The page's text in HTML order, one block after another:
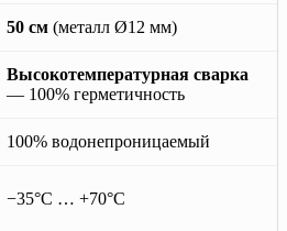
50 см (металл Ø12 мм)
Высокотемпературная сварка
— 100% герметичность
100% водонепроницаемый
−35°C … +70°C